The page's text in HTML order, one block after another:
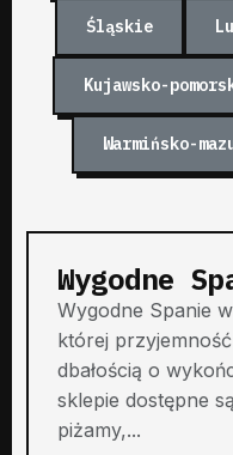
Śląskie
Kujawsko-
Warmińsko-
Wygodne
Wygodne Spanie
której
dbałością o
sklepie dostępne
piżamy,...